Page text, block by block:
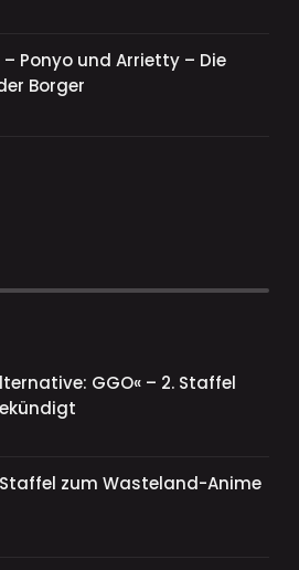
– Ponyo und Arrietty – Die
Borger
GGO« – 2. Staffel
Staffel zum Wasteland-Anime